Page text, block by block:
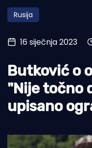
Otoci
Turizam i nautika
Pomorstvo
Ekologija
Tradicija i kultura
Rusija
16 siječnja 2023
Butković o
"Nije točno
upisano